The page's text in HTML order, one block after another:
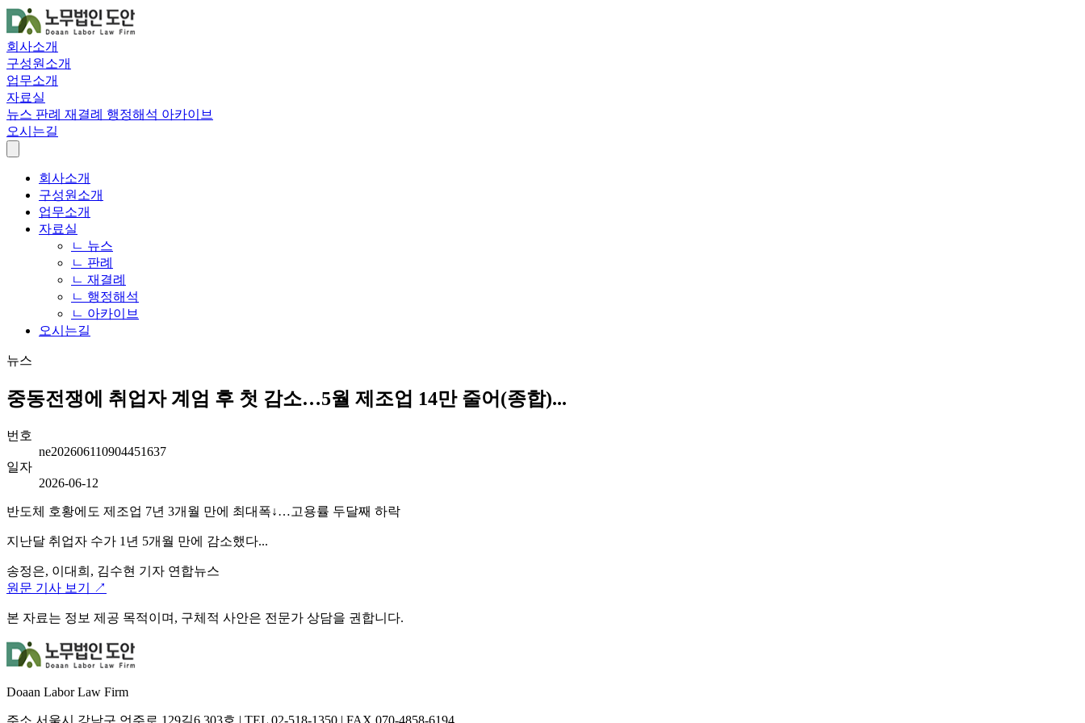
회사소개
구성원소개
업무소개
자료실
뉴스 판례 재결례 행정해석 아카이브
오시는길
회사소개
구성원소개
업무소개
자료실
ㄴ 뉴스
ㄴ 판례
ㄴ 재결례
ㄴ 행정해석
ㄴ 아카이브
오시는길
뉴스
중동전쟁에 취업자 계엄 후 첫 감소…5월 제조업 14만 줄어(종합)...
번호
ne202606110904451637
일자
2026-06-12
반도체 호황에도 제조업 7년 3개월 만에 최대폭↓…고용률 두달째 하락
지난달 취업자 수가 1년 5개월 만에 감소했다...
송정은, 이대희, 김수현 기자 연합뉴스
원문 기사 보기 ↗
본 자료는 정보 제공 목적이며, 구체적 사안은 전문가 상담을 권합니다.
Doaan Labor Law Firm
주소 서울시 강남구 언주로 129길6 303호 | TEL 02-518-1350 | FAX 070-4858-6194